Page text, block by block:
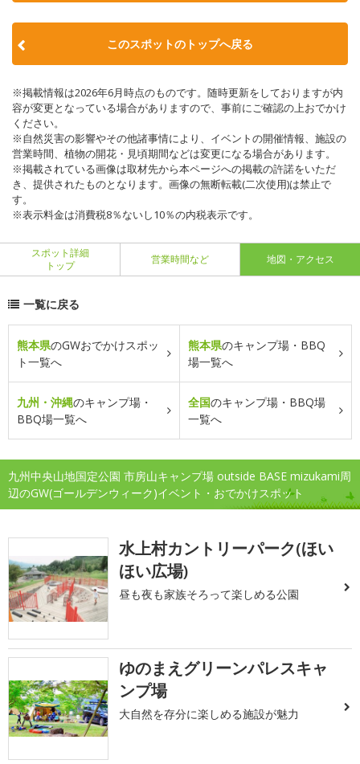
このスポットのトップへ戻る
※掲載情報は2026年6月時点のものです。随時更新をしておりますが内
容が変更となっている場合がありますので、事前にご確認の上おでかけ
ください。
※自然災害の影響やその他諸事情により、イベントの開催情報、施設の
営業時間、植物の開花・見頃期間などは変更になる場合があります。
※掲載されている画像は取材先から本ページへの掲載の許諾をいただ
き、提供されたものとなります。画像の無断転載(二次使用)は禁止で
す。
※表示料金は消費税8％ないし10％の内税表示です。
スポット詳細
トップ
営業時間など 地図・アクセス
一覧に戻る
熊本県のGWおでかけスポッ
ト一覧へ
熊本県のキャンプ場・BBQ
場一覧へ
九州・沖縄のキャンプ場・
BBQ場一覧へ
全国のキャンプ場・BBQ場
一覧へ
九州中央山地国定公園 市房山キャンプ場 outside BASE mizukami周
辺のGW(ゴールデンウィーク)イベント・おでかけスポット
水上村カントリーパーク(ほい
ほい広場)
昼も夜も家族そろって楽しめる公園
ゆのまえグリーンパレスキャ
ンプ場
大自然を存分に楽しめる施設が魅力